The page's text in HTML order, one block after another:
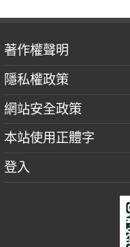
著作權聲明
隱私權政策
網站安全政策
本站使用正體字
登入